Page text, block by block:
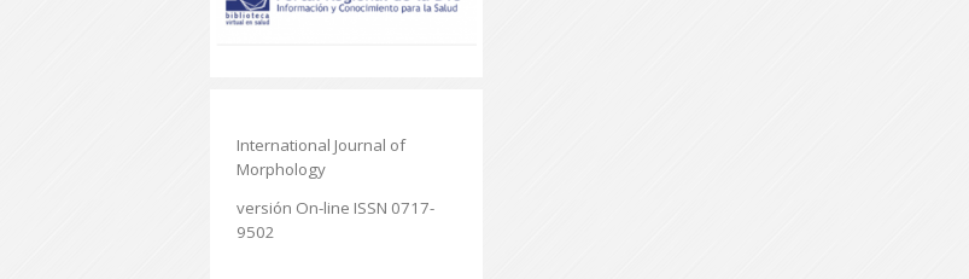
International Journal of
Morphology
versión On-line ISSN 0717-
9502